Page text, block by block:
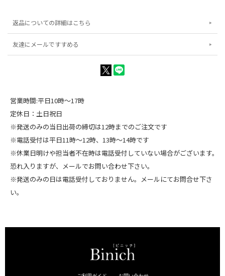
返品についての詳細はこちら
友達にメールですすめる
営業時間:平日10時～17時
定休日：土日祝日
※発送のみの当日出荷の締切は12時までのご注文です
※電話受付は平日11時～12時、13時～14時です
※休業日明けや担当者不在時は電話受付していない場合がございます。
恐れ入りますが、メールでお問い合わせ下さい。
※発送のみの日は電話受付しておりません。メールにてお問合せ下さ
い。